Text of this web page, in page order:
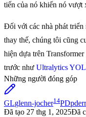
tiến của nó khiến nó vượt
Đối với các nhà phát triển
thay thế, chúng tôi cũng
hiện dựa trên
trước như Ultralytics
Những người đóng góp
GLglenn-jocher14PD
Đã tạo 27 thg 1, 2025Đã